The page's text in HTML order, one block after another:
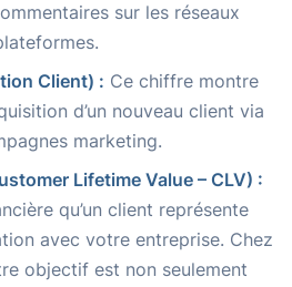
sur les réseaux
Client) : Ce chiffre montre
d’un nouveau client via
marketing.
Lifetime Value – CLV) :
qu’un client représente
avec votre entreprise. Chez
objectif est non seulement